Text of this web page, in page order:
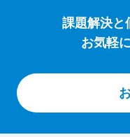
課題解決と
お気軽